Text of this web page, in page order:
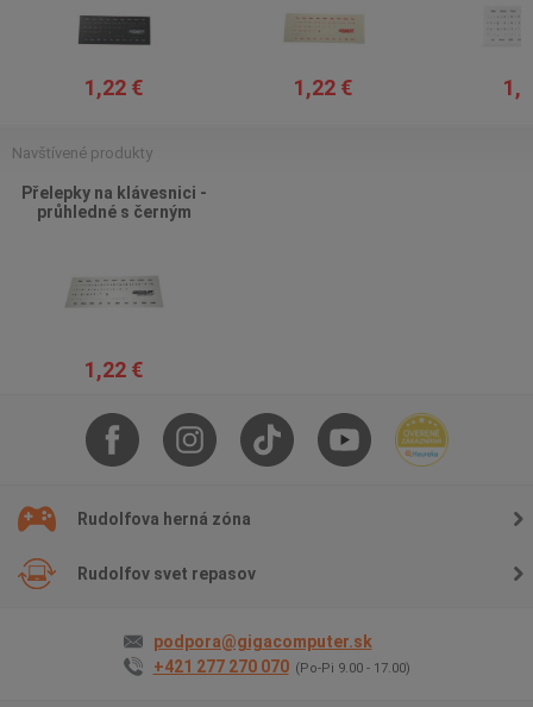
1,22 € 1,22 €
Navštívené produkty
Přelepky na klávesnici -
průhledné s černým
1,22 €
Rudolfova herná zóna
Rudolfov svet repasov
podpora@gigacomputer.sk
+421 277 270 070 (Po-Pi 9.00 - 17.00)